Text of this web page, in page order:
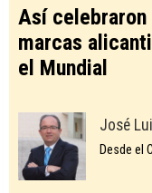
Así
marcas
el Mundial
José
Desde el